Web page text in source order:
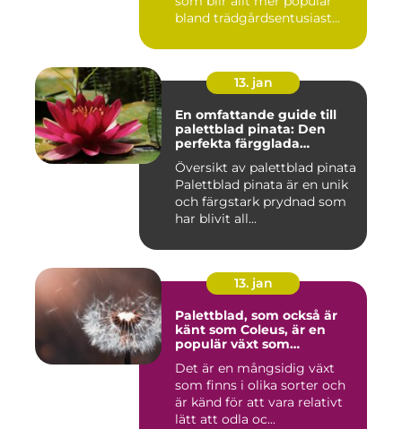
bland trädgårdsentusiast...
13. jan
En omfattande guide till
palettblad pinata: Den
perfekta färgglada
prydnaden för ditt hem
Översikt av palettblad pinata
Palettblad pinata är en unik
och färgstark prydnad som
har blivit all...
13. jan
Palettblad, som också är
känt som Coleus, är en
populär växt som
färgglada och mönstrade
blad
Det är en mångsidig växt
som finns i olika sorter och
är känd för att vara relativt
lätt att odla oc...